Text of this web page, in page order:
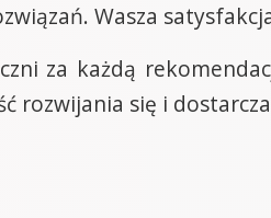
Wasza
za każdą
rozwijania się i